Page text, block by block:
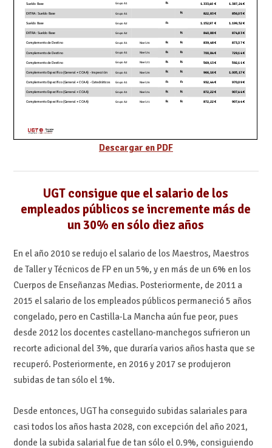
Descargar en PDF
UGT consigue que el salario de los
empleados públicos se incremente más de
un 30% en sólo diez años
En el año 2010 se redujo el salario de los Maestros, Maestros
de Taller y Técnicos de FP en un 5%, y en más de un 6% en los
Cuerpos de Enseñanzas Medias. Posteriormente, de 2011 a
2015 el salario de los empleados públicos permaneció 5 años
congelado, pero en Castilla-La Mancha aún fue peor, pues
desde 2012 los docentes castellano-manchegos sufrieron un
recorte adicional del 3%, que duraría varios años hasta que se
recuperó. Posteriormente, en 2016 y 2017 se produjeron
subidas de tan sólo el 1%.
Desde entonces, UGT ha conseguido subidas salariales para
casi todos los años hasta 2028, con excepción del año 2021,
donde la subida salarial fue de tan sólo el 0.9%, consiguiendo